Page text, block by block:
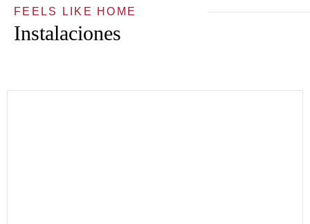
FEELS LIKE HOME
Instalaciones